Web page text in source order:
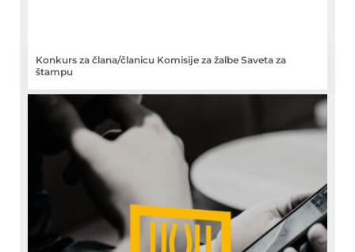
Konkurs za člana/članicu Komisije za žalbe Saveta za
štampu